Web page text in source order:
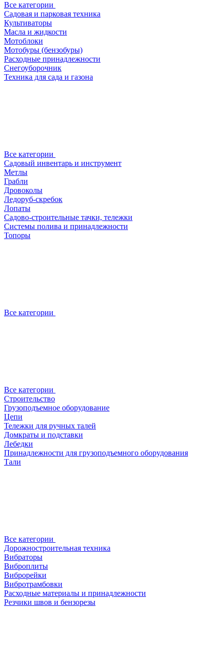
Все категории
Садовая и парковая техника
Культиваторы
Масла и жидкости
Мотоблоки
Мотобуры (бензобуры)
Расходные принадлежности
Снегоуборочник
Техника для сада и газона
Все категории
Садовый инвентарь и инструмент
Метлы
Грабли
Дровоколы
Ледоруб-скребок
Лопаты
Садово-строительные тачки, тележки
Системы полива и принадлежности
Топоры
Все категории
Все категории
Строительство
Грузоподъемное оборудование
Цепи
Тележки для ручных талей
Домкраты и подставки
Лебедки
Принадлежности для грузоподъемного оборудования
Тали
Все категории
Дорожностроительная техника
Вибраторы
Виброплиты
Виброрейки
Вибротрамбовки
Расходные материалы и принадлежности
Резчики швов и бензорезы